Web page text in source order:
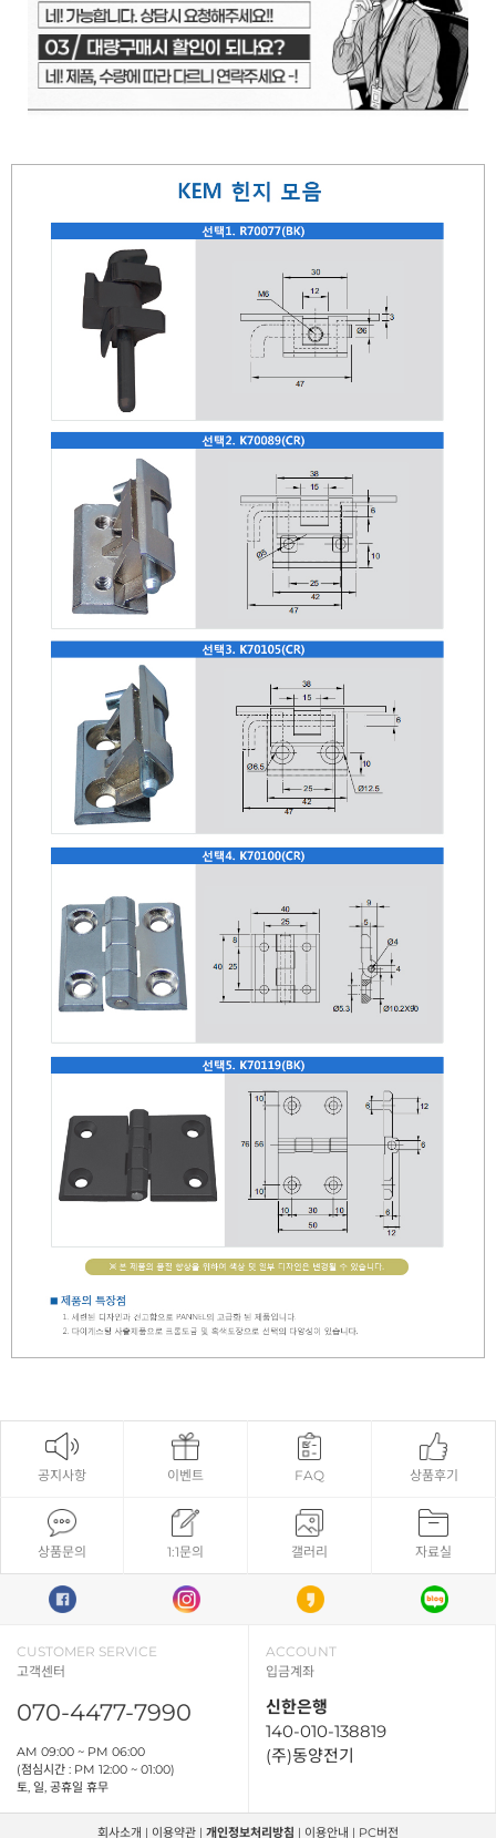
공지사항 이벤트 FAQ 상품후기
상품문의 1:1문의 갤러리 자료실
CUSTOMER SERVICE
고객센터
070-4477-7990
AM 09:00 ~ PM 06:00
(점심시간 : PM 12:00 ~ 01:00)
토, 일, 공휴일 휴무
ACCOUNT
입금계좌
신한은행
140-010-138819
(주)동양전기
회사소개 | 이용약관 | 개인정보처리방침 | 이용안내 | PC버전